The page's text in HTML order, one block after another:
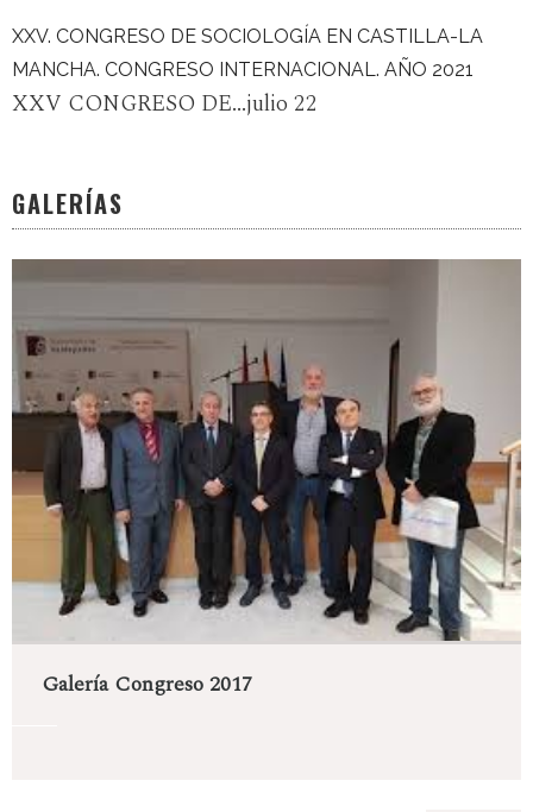
XXV. CONGRESO DE SOCIOLOGÍA EN CASTILLA-LA
MANCHA. CONGRESO INTERNACIONAL. AÑO 2021
XXV CONGRESO DE...julio 22
GALERÍAS
Galería Congreso 2017